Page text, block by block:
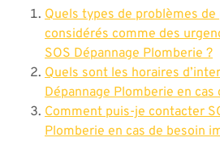
Quels types de problèmes
considérés comme des
SOS Dépannage Plomberie ?
Quels sont les horaires
Dépannage Plomberie en cas
Comment puis-je contacter
Plomberie en cas de besoin